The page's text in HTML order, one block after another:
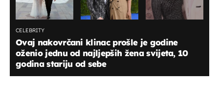
CELEBRITY
Ovaj nakovrčani klinac prošle je godine
oženio jednu od najljepših žena svijeta, 10
godina stariju od sebe